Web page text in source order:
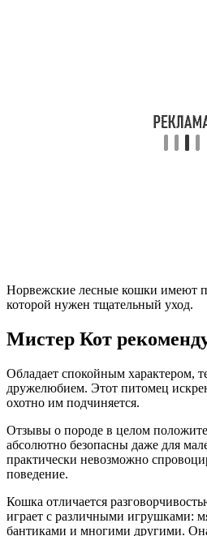
Норвежские лесные кошки имеют
которой нужен тщательный уход.
Мистер Кот
Обладает спокойным характером,
дружелюбием. Этот питомец
охотно им подчиняется.
Отзывы о породе в целом
абсолютно безопасны даже для
практически невозможно
поведение.
Кошка отличается
играет с различными игрушками:
бантиками и многими другими.